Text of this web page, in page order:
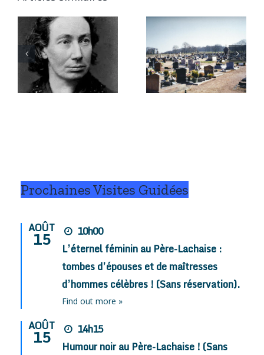
Qui repose
à Chitry-
les-Mines
6 janvier
2026 :
Marius,
César, et
Prochaines Visites Guidées
AOÛT
15
10h00
L’éternel féminin au Père-Lachaise :
tombes d’épouses et de maîtresses
d’hommes célèbres ! (Sans réservation).
Find out more »
AOÛT
15
14h15
Humour noir au Père-Lachaise ! (Sans